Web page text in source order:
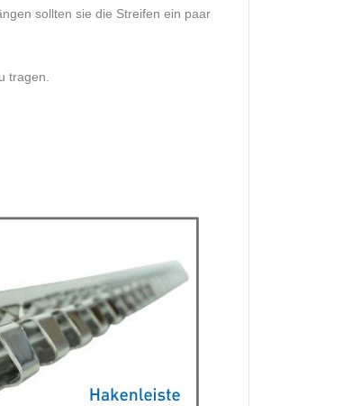
sollten sie die Streifen ein paar
tragen.